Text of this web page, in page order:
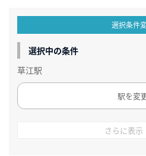
選択条件
選択中の条件
草江駅
駅を変
さらに表示